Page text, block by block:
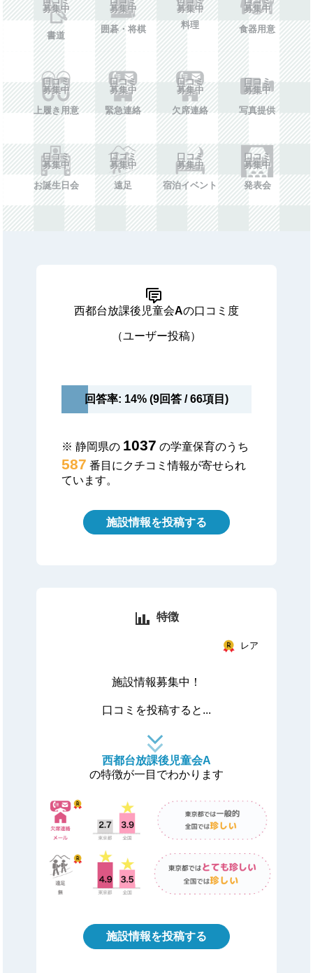
募集中
書道
募集中
囲碁・将棋
募集中
料理
募集中
食器用意
口コミ
募集中
上履き用意
口コミ
募集中
緊急連絡
口コミ
募集中
欠席連絡
口コミ
募集中
写真提供
口コミ
募集中
お誕生日会
口コミ
募集中
遠足
口コミ
募集中
宿泊イベント
口コミ
募集中
発表会
西都台放課後児童会Aの口コミ度
（ユーザー投稿）
回答率: 14% (9回答 / 66項目)
※ 静岡県の 1037 の学童保育のうち
587 番目にクチコミ情報が寄せられ
ています。
施設情報を投稿する
特徴
レア
施設情報募集中！
口コミを投稿すると...
西都台放課後児童会A
の特徴が一目でわかります
施設情報を投稿する